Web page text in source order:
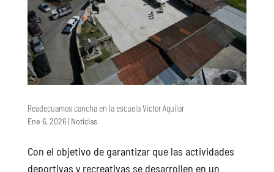
Readecuamos cancha en la escuela Víctor Aguilar
Ene 6, 2026| Noticias
Con el objetivo de garantizar que las actividades
deportivas y recreativas se desarrollen en un